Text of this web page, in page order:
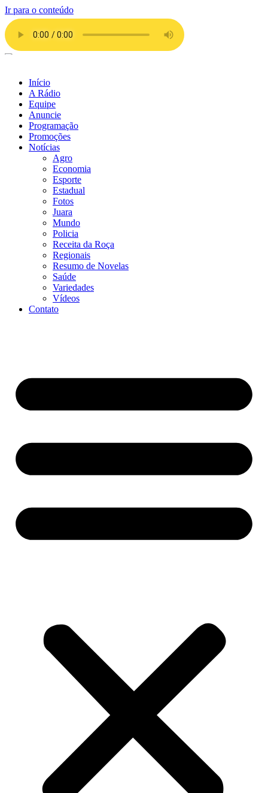
Ir para o conteúdo
Início
A Rádio
Equipe
Anuncie
Programação
Promoções
Notícias
Agro
Economia
Esporte
Estadual
Fotos
Juara
Mundo
Policia
Receita da Roça
Regionais
Resumo de Novelas
Saúde
Variedades
Vídeos
Contato